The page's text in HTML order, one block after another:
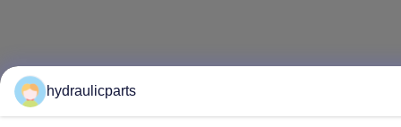
hydraulicparts